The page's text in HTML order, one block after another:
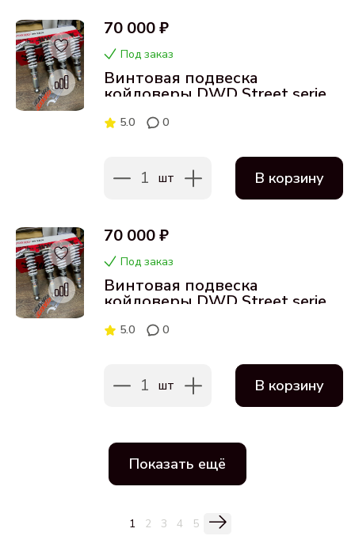
70 000 ₽
Под заказ
Винтовая подвеска
койловеры DWD Street series
5.0 0
1 шт В корзину
70 000 ₽
Под заказ
Винтовая подвеска
койловеры DWD Street series
5.0 0
1 шт В корзину
Показать ещё
1 2 3 4 5